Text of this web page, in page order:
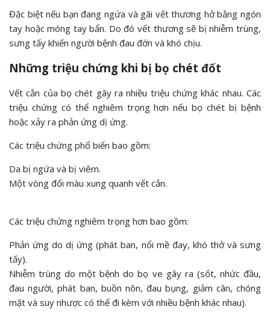
Đặc biệt nếu bạn đang ngứa và gãi vết thương hở bằng ngón
tay hoặc móng tay bẩn. Do đó vết thương sẽ bị nhiễm trùng,
sưng tấy khiến người bệnh đau đớn và khó chịu.
Những triệu chứng khi bị bọ chét đốt
Vết cắn của bọ chét gây ra nhiều triệu chứng khác nhau. Các
triệu chứng có thể nghiêm trọng hơn nếu bọ chét bị bệnh
hoặc xảy ra phản ứng dị ứng.
Các triệu chứng phổ biến bao gồm:
Da bị ngứa và bị viêm.
Một vòng đổi màu xung quanh vết cắn.
Các triệu chứng nghiêm trọng hơn bao gồm:
Phản ứng do dị ứng (phát ban, nổi mề đay, khó thở và sưng
tấy).
Nhiễm trùng do một bệnh do bọ ve gây ra (sốt, nhức đầu,
đau người, phát ban, buồn nôn, đau bụng, giảm cân, chóng
mặt và suy nhược có thể đi kèm với nhiều bệnh khác nhau).